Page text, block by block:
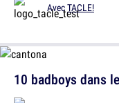
AvecTACLE!
10 badboys dans